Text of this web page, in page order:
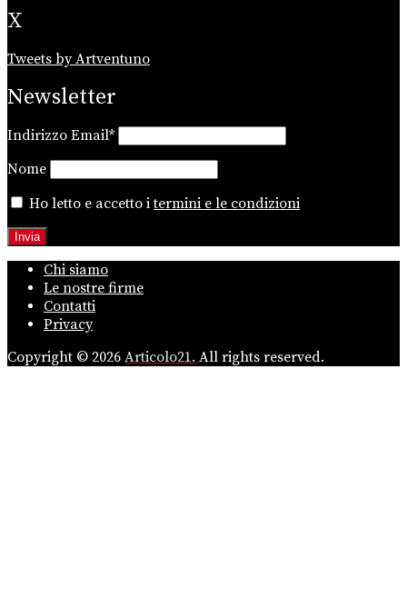
X
Tweets by Artventuno
Newsletter
Indirizzo Email*
Nome
Ho letto e accetto itermini e le condizioni
Chi siamo
Le nostre firme
Contatti
Privacy
Copyright © 2026 Articolo21. All rights reserved.